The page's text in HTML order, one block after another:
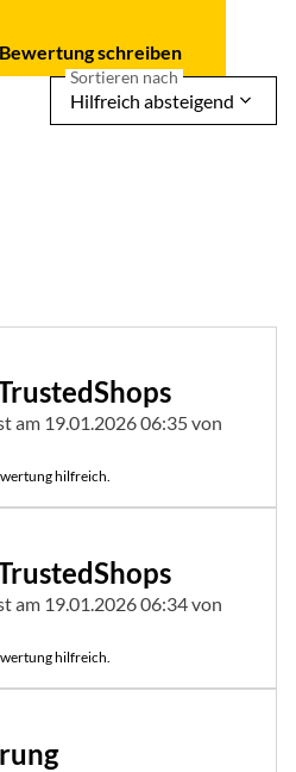
schreiben
Sortieren nach
Hilfreich absteigend
am 19.01.2026 06:35 von
hilfreich.
am 19.01.2026 06:34 von
hilfreich.